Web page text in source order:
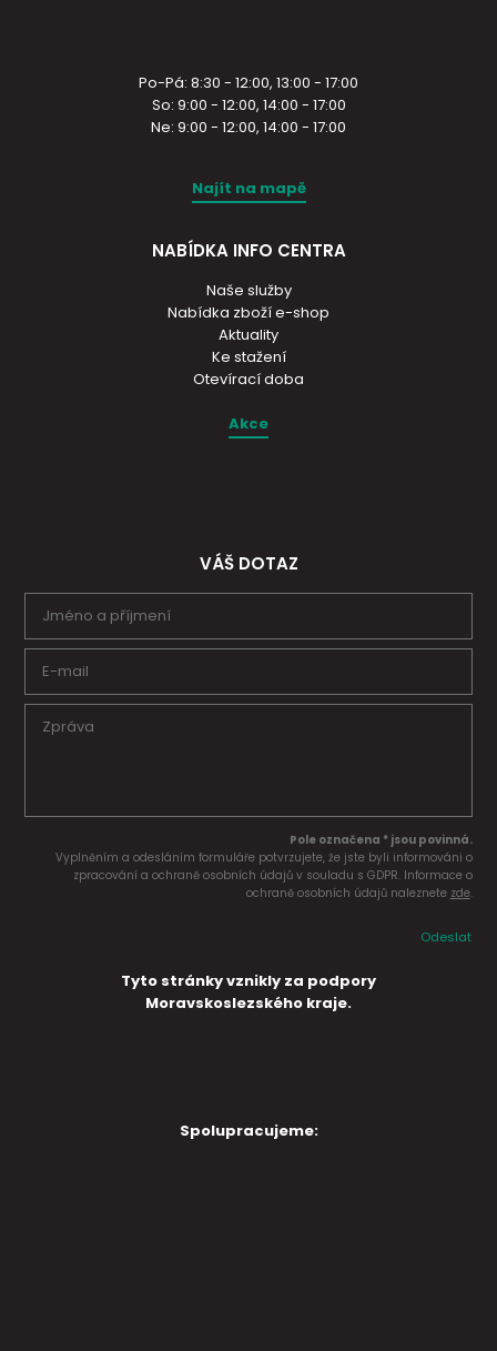
Po-Pá: 8:30 - 12:00, 13:00 - 17:00
So: 9:00 - 12:00, 14:00 - 17:00
Ne: 9:00 - 12:00, 14:00 - 17:00
Najít na mapě
NABÍDKA INFO CENTRA
Naše služby
Nabídka zboží e-shop
Aktuality
Ke stažení
Otevírací doba
Akce
VÁŠ DOTAZ
Pole označena * jsou povinná.
Vyplněním a odesláním formuláře potvrzujete, že jste byli informováni o
zpracování a ochraně osobních údajů v souladu s GDPR. Informace o
ochraně osobních údajů naleznete zde.
Odeslat
Tyto stránky vznikly za podpory
Moravskoslezského kraje.
Spolupracujeme: